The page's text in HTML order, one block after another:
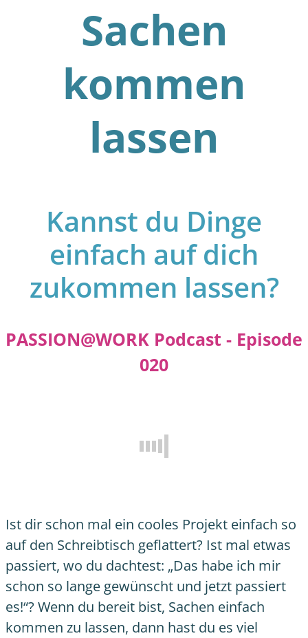
Sachen
kommen
lassen
Kannst du Dinge
einfach auf dich
zukommen lassen?
PASSION@WORK Podcast - Episode
020
Ist dir schon mal ein cooles Projekt einfach so
auf den Schreibtisch geflattert? Ist mal etwas
passiert, wo du dachtest: „Das habe ich mir
schon so lange gewünscht und jetzt passiert
es!“? Wenn du bereit bist, Sachen einfach
kommen zu lassen, dann hast du es viel